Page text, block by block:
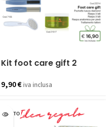
Kit foot care gift 2
9,90€iva inclusa
ESAURITO